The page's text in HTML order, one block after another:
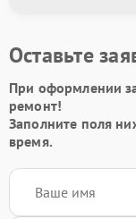
Оставьте
При оформлении
ремонт!
Заполните поля
время.